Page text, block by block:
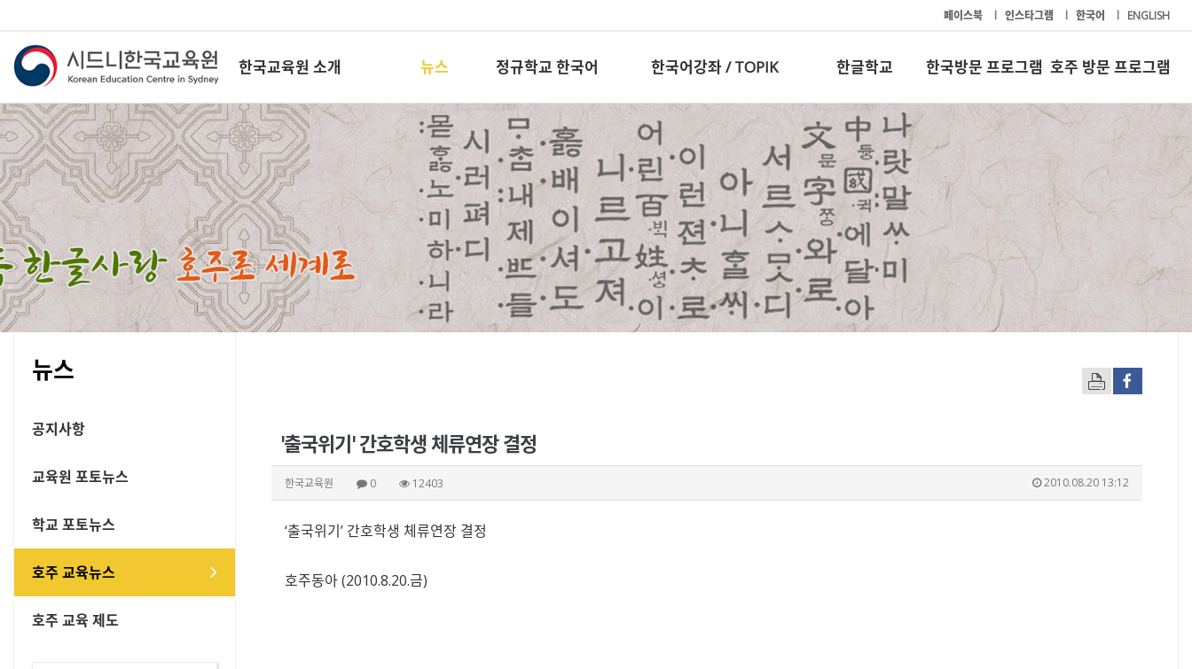
페이스북 l 인스타그램 l 한국어 l ENGLISH
한국교육원 소개 뉴스 정규학교 한국어 한국어강좌 / TOPIK 한글학교 한국방문 프로그램 호주 방문 프로그램
뉴스
공지사항
교육원 포토뉴스
학교 포토뉴스
호주 교육뉴스
호주 교육 제도
'출국위기' 간호학생 체류연장 결정
한국교육원 0 12403 2010.08.20 13:12
‘출국위기’ 간호학생 체류연장 결정
호주동아 (2010.8.20.금)